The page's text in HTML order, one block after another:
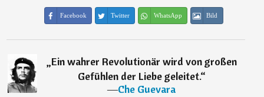
Facebook Twitter WhatsApp Bild
„Ein wahrer Revolutionär wird von großen
Gefühlen der Liebe geleitet.“
―Che Guevara